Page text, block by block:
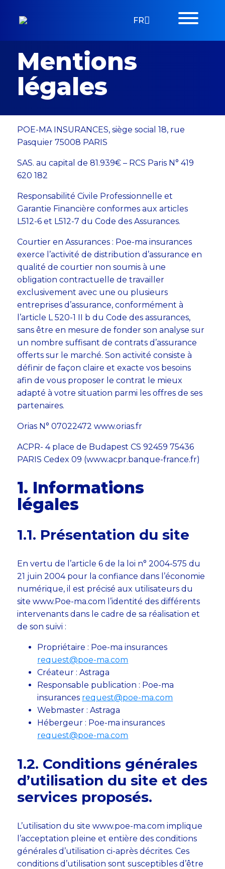
FR
Mentions
légales
POE-MA INSURANCES, siège social 18, rue
Pasquier 75008 PARIS
SAS. au capital de 81.939€ – RCS Paris N° 419
620 182
Responsabilité Civile Professionnelle et
Garantie Financière conformes aux articles
L512-6 et L512-7 du Code des Assurances.
Courtier en Assurances : Poe-ma insurances
exerce l’activité de distribution d’assurance en
qualité de courtier non soumis à une
obligation contractuelle de travailler
exclusivement avec une ou plusieurs
entreprises d’assurance, conformément à
l’article L 520-1 II b du Code des assurances,
sans être en mesure de fonder son analyse sur
un nombre suffisant de contrats d’assurance
offerts sur le marché. Son activité consiste à
définir de façon claire et exacte vos besoins
afin de vous proposer le contrat le mieux
adapté à votre situation parmi les offres de ses
partenaires.
Orias N° 07022472 www.orias.fr
ACPR- 4 place de Budapest CS 92459 75436
PARIS Cedex 09 (www.acpr.banque-france.fr)
1. Informations
légales
1.1. Présentation du site
En vertu de l’article 6 de la loi n° 2004-575 du
21 juin 2004 pour la confiance dans l’économie
numérique, il est précisé aux utilisateurs du
site www.Poe-ma.com l’identité des différents
intervenants dans le cadre de sa réalisation et
de son suivi :
Propriétaire : Poe-ma insurances
request@poe-ma.com
Créateur : Astraga
Responsable publication : Poe-ma
insurances request@poe-ma.com
Webmaster : Astraga
Hébergeur : Poe-ma insurances
request@poe-ma.com
1.2. Conditions générales
d’utilisation du site et des
services proposés.
L’utilisation du site www.poe-ma.com implique
l’acceptation pleine et entière des conditions
générales d’utilisation ci-après décrites. Ces
conditions d’utilisation sont susceptibles d’être